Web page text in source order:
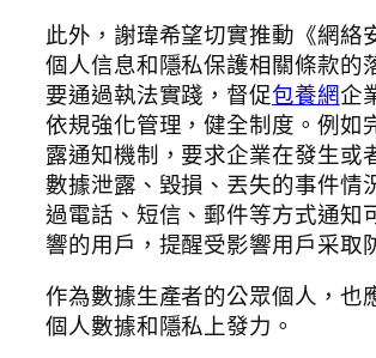
此外，謝瑋希望切實推動《網絡
個人信息和隱私保護相關條款的
要通過執法實踐，督促包養網企
依規強化管理，健全制度。例如
露通知機制，要求企業在發生或
數據泄露、毀損、丟失的事件情
過電話、短信、郵件等方式通知
響的用戶，提醒受影響用戶采取
作為數據生產者的公眾個人，也
個人數據和隱私上發力。